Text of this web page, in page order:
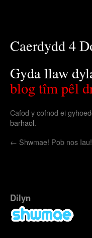
Caerdydd 4
Gyda llaw
blog tîm pêl
Cafod y cofnod ei
barhaol.
← Shwmae! Pob nos
Dilyn